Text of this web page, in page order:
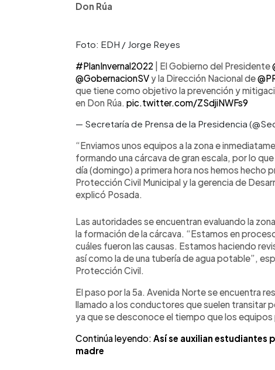
Don Rúa
Foto: EDH / Jorge Reyes
#PlanInvernal2022 | El Gobierno del Presidente
@GobernacionSV y la Dirección Nacional de
que tiene como objetivo la prevención y
en Don Rúa. pic.twitter.com/ZSdjiNWFs9
— Secretaría de Prensa de la Presidencia
“Enviamos unos equipos a la zona e
formando una cárcava de gran escala, por lo
día (domingo) a primera hora nos hemos hecho
Protección Civil Municipal y la gerencia de
explicó Posada.
Las autoridades se encuentran evaluando la
la formación de la cárcava. “Estamos en
cuáles fueron las causas. Estamos haciendo
así como la de una tubería de agua potable”,
Protección Civil.
El paso por la 5a. Avenida Norte se encuentra
llamado a los conductores que suelen transitar
ya que se desconoce el tiempo que los equipos
Continúa leyendo: Así se auxilian estudiantes
madre